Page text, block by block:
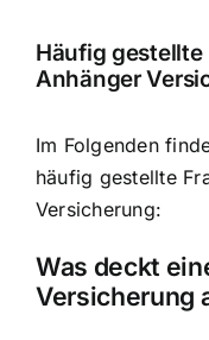
Häufig
Anhänger
Im Folgenden
häufig gestellte
Versicherung:
Was deckt
Versicherung